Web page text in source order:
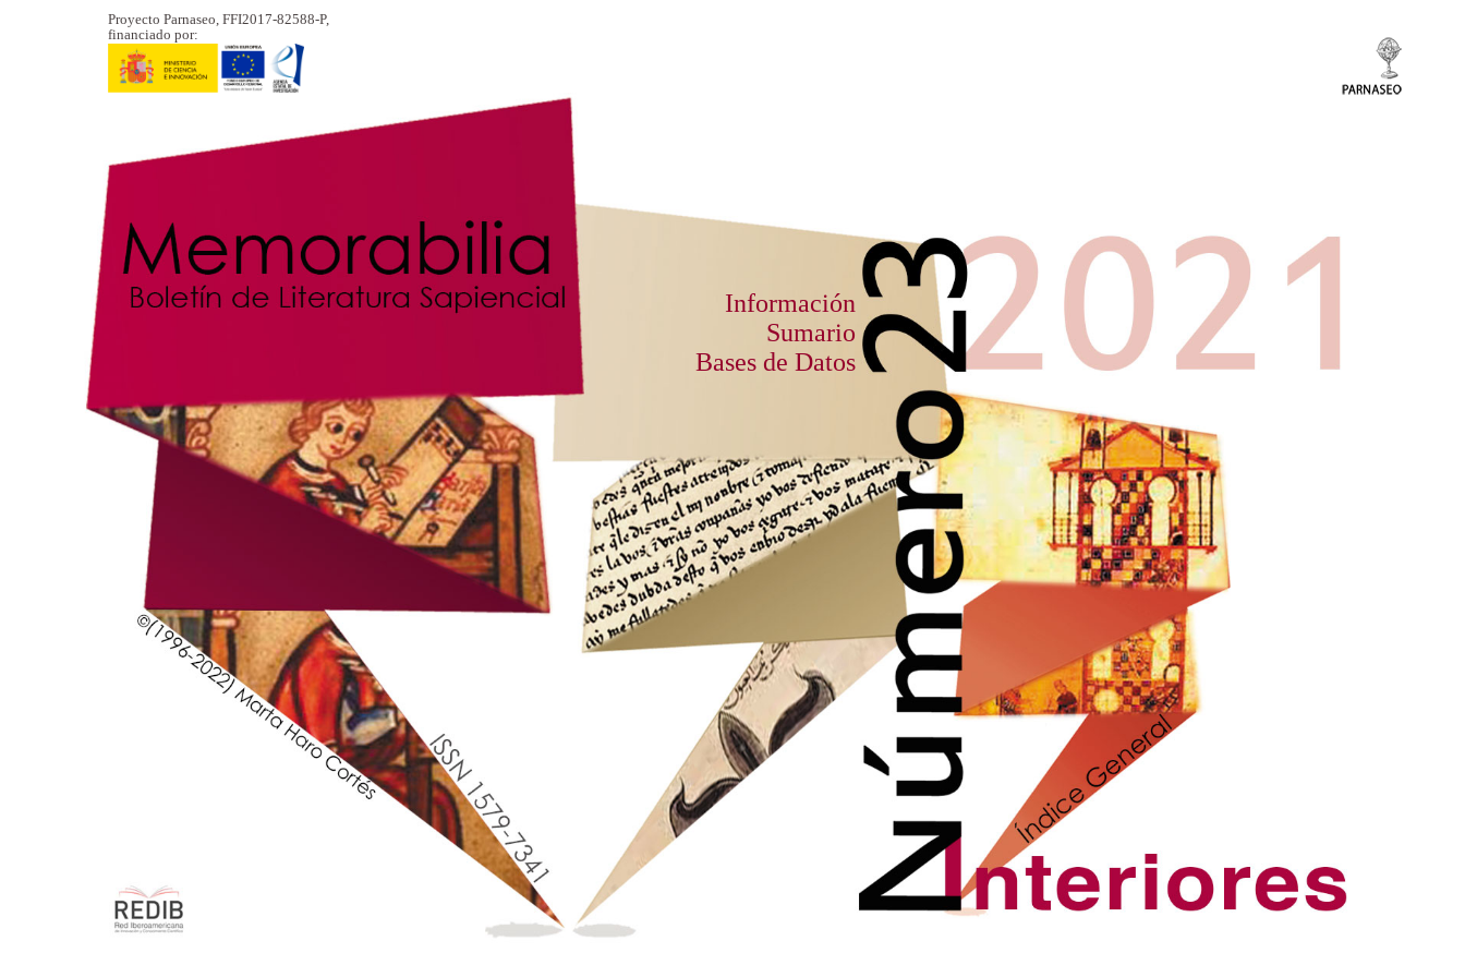
Proyecto Parnaseo, FFI2017-82588-P,
financiado por:
Información
Sumario
Bases de Datos